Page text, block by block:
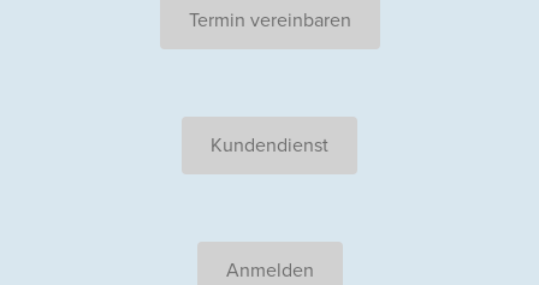
Termin vereinbaren
Kundendienst
Anmelden